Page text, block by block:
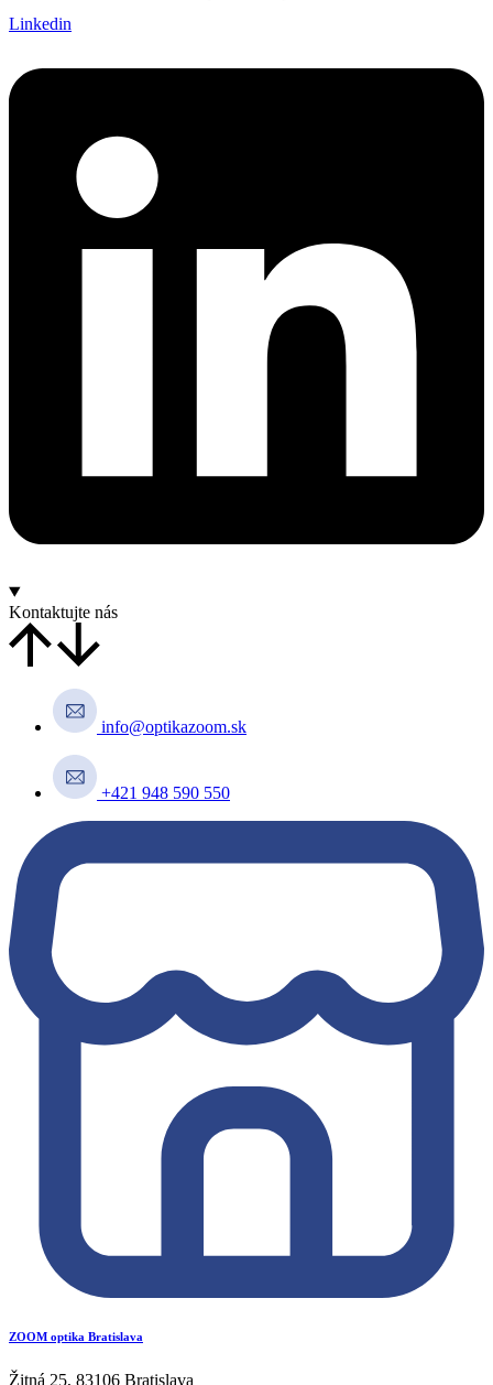
Linkedin
Kontaktujte nás
info@optikazoom.sk
+421 948 590 550
ZOOM optika Bratislava
Žitná 25, 83106 Bratislava